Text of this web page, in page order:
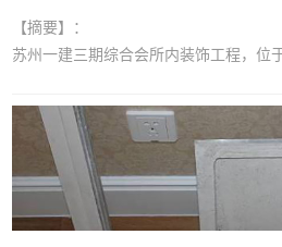
【摘要】：
苏州一建三期综合会所内装饰工程，位
该工程内装饰工程于2012年04月18日正
成合同规定的各项内容。本装饰工程设
点有以下几个方面：一、设计构想及创
取养分，运用中国美学、哲学、审美，
元素，突出地域文化特